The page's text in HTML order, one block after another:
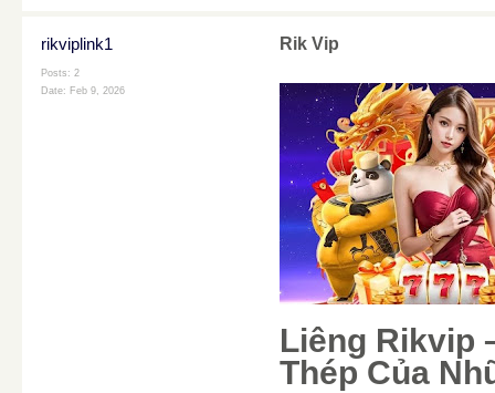
rikviplink1
Posts: 2
Date: Feb 9, 2026
Rik Vip
Liêng Rikvip
Thép Của